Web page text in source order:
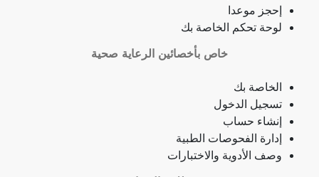
فقدان الشهية
فقدان حاسة الشم
جمرة (أنثراكس)
لامبالاة
حبسة
إحجز موعدا
لوحة تحكم الخاصة بك
خاص بأخصائين الرعاية صحية
الخاصة بك
تسجيل الدخول
إنشاء حساب
إدارة الفحوصات الطبية
وصف الأدوية والاختبارات